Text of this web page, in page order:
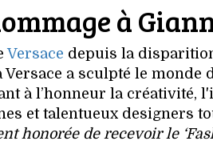
à
Versace depuis la
a sculpté le monde
à l’honneur la créativité,
et talentueux designers
honorée de recevoir le